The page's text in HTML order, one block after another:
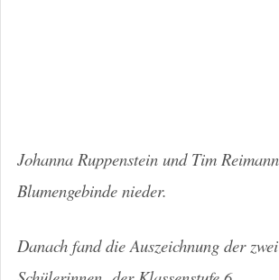
Johanna Ruppenstein und Tim
Blumengebinde nieder.
Danach fand die Auszeichnung der